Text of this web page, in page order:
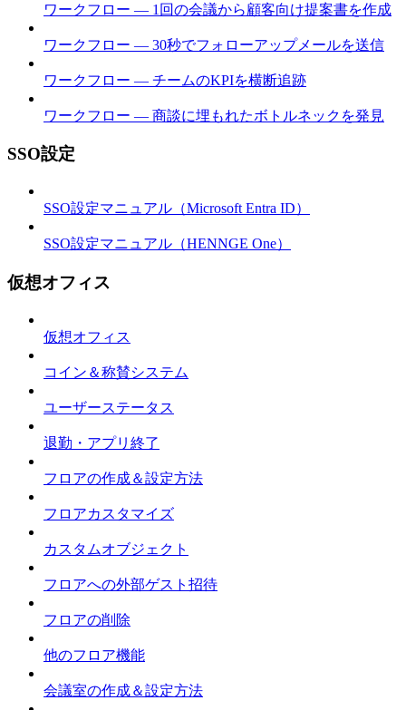
ワークフロー — 1回の会議から顧客向け提案書を作成
ワークフロー — 30秒でフォローアップメールを送信
ワークフロー — チームのKPIを横断追跡
ワークフロー — 商談に埋もれたボトルネックを発見
SSO設定
SSO設定マニュアル（Microsoft Entra ID）
SSO設定マニュアル（HENNGE One）
仮想オフィス
仮想オフィス
コイン＆称賛システム
ユーザーステータス
退勤・アプリ終了
フロアの作成＆設定方法
フロアカスタマイズ
カスタムオブジェクト
フロアへの外部ゲスト招待
フロアの削除
他のフロア機能
会議室の作成＆設定方法